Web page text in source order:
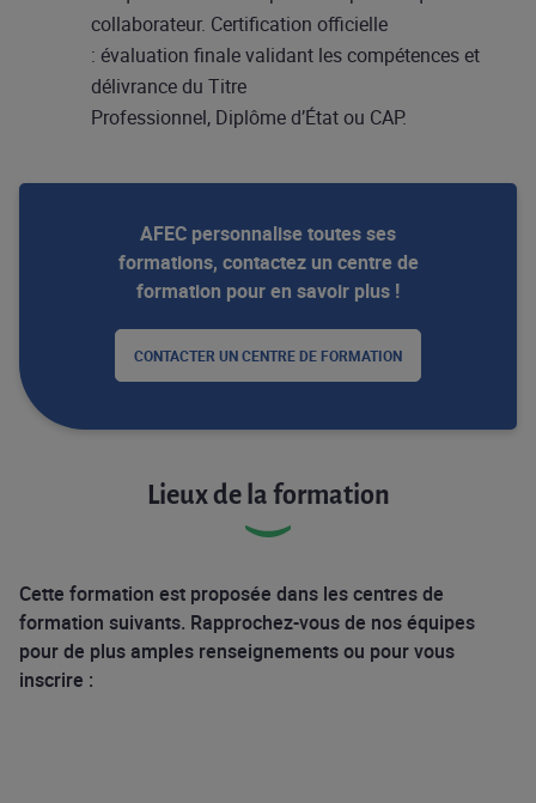
collaborateur. Certification officielle
: évaluation finale validant les compétences et
délivrance du Titre
Professionnel, Diplôme d’État ou CAP.
AFEC personnalise toutes ses
formations, contactez un centre de
formation pour en savoir plus !
CONTACTER UN CENTRE DE FORMATION
Lieux de la formation
Cette formation est proposée dans les centres de
formation suivants. Rapprochez-vous de nos équipes
pour de plus amples renseignements ou pour vous
inscrire :